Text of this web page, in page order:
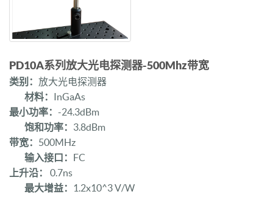
PD10A系列放大光电探测器-500Mhz带宽
类别： 放大光电探测器
材料： InGaAs
最小功率： -24.3dBm
饱和功率： 3.8dBm
带宽： 500MHz
输入接口： FC
上升沿：
0.7ns
最大增益： 1.2x10^3 V/W